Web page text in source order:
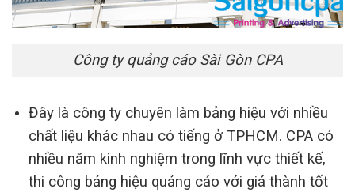
Công ty quảng cáo Sài Gòn CPA
Đây là công ty chuyên làm bảng hiệu với nhiều
chất liệu khác nhau có tiếng ở TPHCM. CPA có
nhiều năm kinh nghiệm trong lĩnh vực thiết kế,
thi công bảng hiệu quảng cáo với giá thành tốt